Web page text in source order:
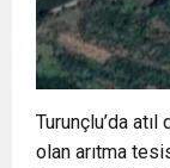
Turunçlu’da
olan arıtma